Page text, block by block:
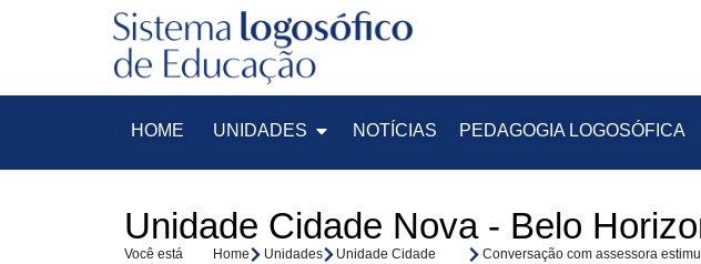
HOME UNIDADES NOTÍCIAS PEDAGOGIA LOGOSÓFICA
Unidade Cidade Nova - Belo
Você está
Home Unidades
Unidade Cidade
Conversação com assessora